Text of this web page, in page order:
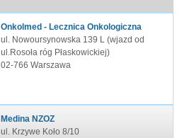
Onkolmed - Lecznica Onkologiczna
ul. Nowoursynowska 139 L (wjazd od
ul.Rosoła róg Płaskowickiej)
02-766 Warszawa
Medina NZOZ
ul. Krzywe Koło 8/10